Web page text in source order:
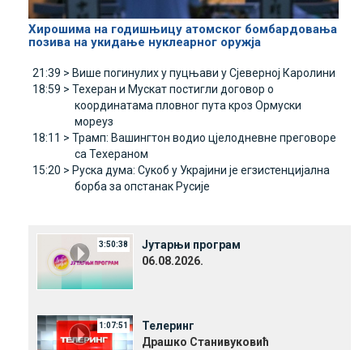
Хирошима на годишњицу атомског бомбардовања
позива на укидање нуклеарног оружја
21:39 > Више погинулих у пуцњави у Сјеверној Каролини
18:59 > Техеран и Мускат постигли договор о
координатама пловног пута кроз Ормуски
мореуз
18:11 > Трамп: Вашингтон водио цјелодневне преговоре
са Техераном
15:20 > Руска дума: Сукоб у Украјини је егзистенцијална
борба за опстанак Русије
3:50:38
Јутарњи програм
06.08.2026.
1:07:51
Телеринг
Драшко Станивуковић